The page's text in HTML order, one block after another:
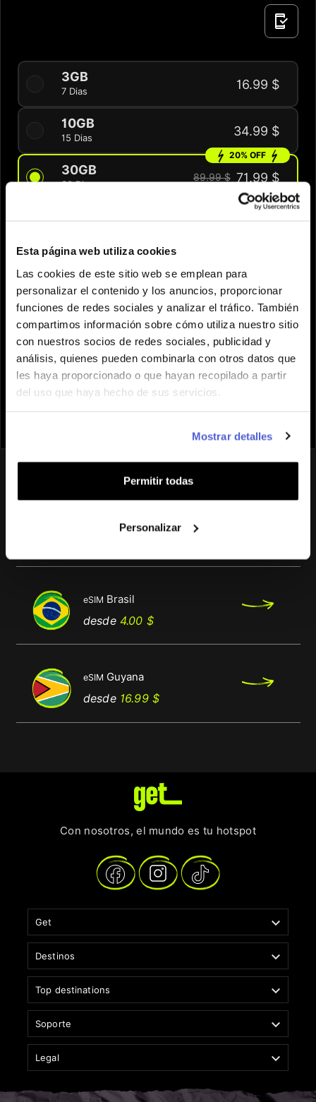
Esta página web utiliza cookies
Las cookies de este sitio web se emplean para
personalizar el contenido y los anuncios, proporcionar
funciones de redes sociales y analizar el tráfico. También
compartimos información sobre cómo utiliza nuestro sitio
con nuestros socios de redes sociales, publicidad y
análisis, quienes pueden combinarla con otros datos que
les haya proporcionado o que hayan recopilado a partir
del uso que haya hecho de sus servicios.
Mostrar detalles
Permitir todas
Personalizar
3GB
7 Dias 16.99 $
10GB
15 Dias 34.99 $
30GB
30 Dias
20% OFF
89.99 $ 71.99 $
¿Necesitas ayuda para elegir el eSIM
adecuado?
 Añadir al carrito
Guayana Francesa
eSIM Brasil
desde4.00 $Precio
Precio
eSIM Guyana
desde16.99 $Precio
Precio
Con nosotros, el mundo es tu hotspot
Get 
Destinos 
Top destinations 
Soporte 
Legal 